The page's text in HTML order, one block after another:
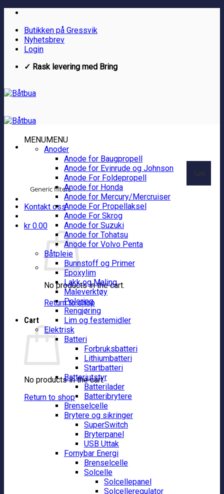
Skip
contentButikken på Gressvik
Nyhetsbrev
Login
✓ Rask levering med Bring
Generic filters
Kontakt oss
kr 0.00
No products in the cart.
Return to shop
Cart
No products in the cart.
Return to shop
MENUMENU
Anoder
Anode for Baugpropell
Anode for Evinrude og Johnson
Anode For Foldepropell
Anode for Honda
Anode for Mercury/Mercruiser
Anode For Propellaksel
Anode For Skrog
Anode for Suzuki
Anode for Tohatsu
Anode for Volvo Penta
Båtpleie
Bunnstoff og Primer
Epoxylim
Lakk og Maling
Maleverktøy
Polering
Rengjøring
Lim og festemidler
Elektrisk
Batteri
Forbruksbatteri
Lithiumbatteri
Startbatteri
Batteriutstyr
Batterilader
Batteribrytere
Brenselcelle
Brytere og sikringer
SuperSwitch
Bryterpanel
USB Uttak
Fornybar Energi
Brenselcelle
Solcelle
Solcellepanel
Solcelleregulator